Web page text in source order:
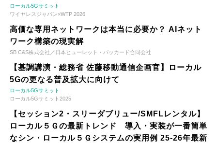
ローカル5Gサミット
ワイヤレスジャパン×WTP 2026
高価な専用ネットワークは本当に必要か？ AIネット
ワーク構築の現実解
SB C&S株式会社／日本ヒューレット・パッカード合同会社
【基調講演・総務省 佐藤移動通信企画官】ローカル
5Gの更なる普及拡大に向けて
ローカル5Gサミット
ローカル5Gサミット2025
【セッション2・スリーダブリュー/SMFLレンタル】
ローカル５Ｇの最新トレンド 導入・実装が一番簡単
なシン・ローカル５Ｇシステムの実用例 25-26年最新